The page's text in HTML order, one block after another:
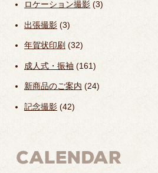
ロケーション撮影 (3)
出張撮影 (3)
年賀状印刷 (32)
成人式・振袖 (161)
新商品のご案内 (24)
記念撮影 (42)